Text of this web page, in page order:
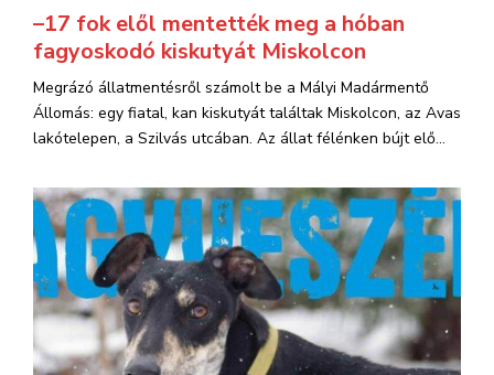
–17 fok elől mentették meg a hóban
fagyoskodó kiskutyát Miskolcon
Megrázó állatmentésről számolt be a Mályi Madármentő
Állomás: egy fiatal, kan kiskutyát találtak Miskolcon, az Avas
lakótelepen, a Szilvás utcában. Az állat félénken bújt elő...